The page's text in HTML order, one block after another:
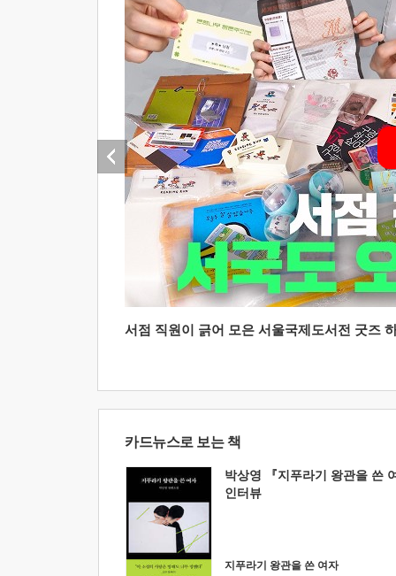
서점 직원이 긁어 모은 서울국제도서전 굿즈
카드뉴스로 보는 책
박상영 『지푸라기 왕관을 쓴
인터뷰
지푸라기 왕관을 쓴 여자